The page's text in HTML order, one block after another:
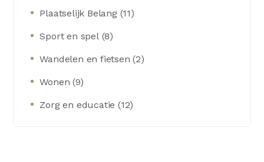
Plaatselijk Belang 11
Sport en spel 8
Wandelen en fietsen 2
Wonen 9
Zorg en educatie 12